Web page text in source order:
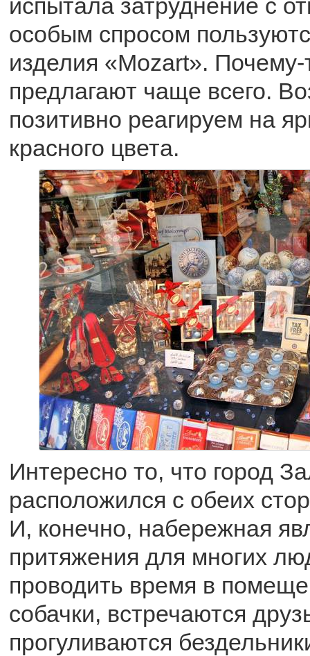
испытала затруднение с
особым спросом
изделия «Mozart». Почему-
предлагают чаще всего.
позитивно реагируем на
красного цвета.
Интересно то, что город
расположился с обеих
И, конечно, набережная
притяжения для многих
проводить время в
собачки, встречаются
прогуливаются